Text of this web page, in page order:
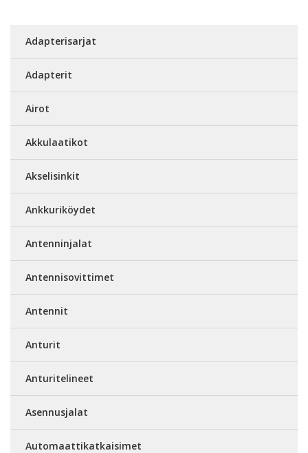
Adapterisarjat
Adapterit
Airot
Akkulaatikot
Akselisinkit
Ankkuriköydet
Antenninjalat
Antennisovittimet
Antennit
Anturit
Anturitelineet
Asennusjalat
Automaattikatkaisimet